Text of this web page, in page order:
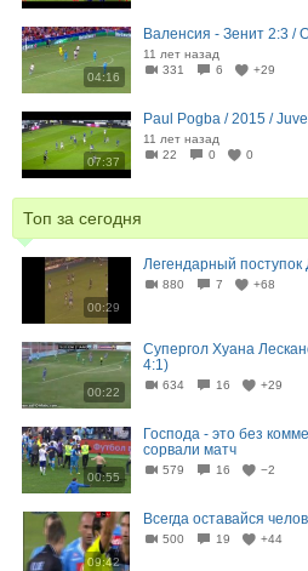
04:16
Валенсия - Зенит 2:3 /
11 лет назад
331
6 +29
07:37
Paul Pogba / 2015 /
11 лет назад
22
0 0
Топ за сегодня
00:29
Легендарный поступок
880 7 +68
00:22
Супергол Хуана
4:1)
634 16 +29
00:55
Господа - это без
сорвали матч
579 16 −2
09:42
Всегда оставайся
500 19 +44